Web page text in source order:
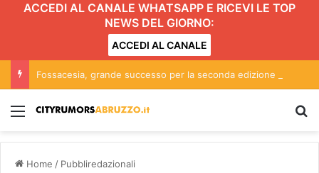
ACCEDI AL CANALE WHATSAPP E RICEVI LE TOP
NEWS DEL GIORNO:
ACCEDI AL CANALE
Menu
Home / Pubbliredazionali